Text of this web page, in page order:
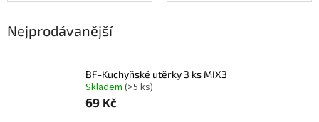
Nejprodávanější
BF-Kuchyňské utěrky 3 ks MIX3
Skladem (>5 ks)
69 Kč